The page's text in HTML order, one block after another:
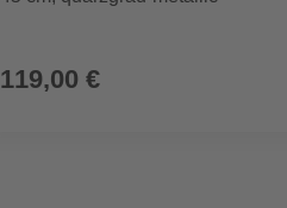
119,00 €